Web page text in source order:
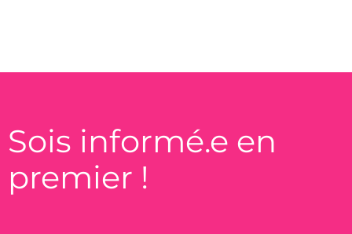
Sois informé.e en
premier !